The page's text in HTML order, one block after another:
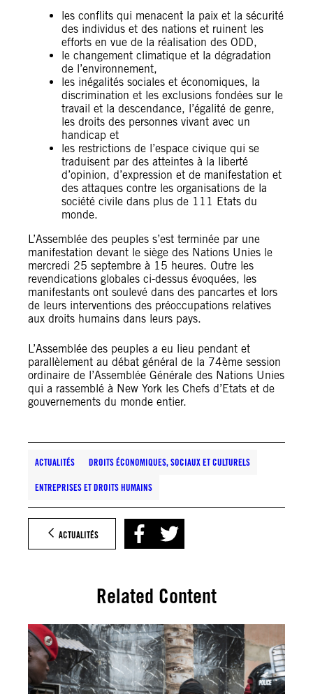
les conflits qui menacent la paix et la sécurité
des individus et des nations et ruinent les
efforts en vue de la réalisation des ODD,
le changement climatique et la dégradation
de l’environnement,
les inégalités sociales et économiques, la
discrimination et les exclusions fondées sur le
travail et la descendance, l’égalité de genre,
les droits des personnes vivant avec un
handicap et
les restrictions de l’espace civique qui se
traduisent par des atteintes à la liberté
d’opinion, d’expression et de manifestation et
des attaques contre les organisations de la
société civile dans plus de 111 Etats du
monde.
L’Assemblée des peuples s’est terminée par une
manifestation devant le siège des Nations Unies le
mercredi 25 septembre à 15 heures. Outre les
revendications globales ci-dessus évoquées, les
manifestants ont soulevé dans des pancartes et lors
de leurs interventions des préoccupations relatives
aux droits humains dans leurs pays.
L’Assemblée des peuples a eu lieu pendant et
parallèlement au débat général de la 74ème session
ordinaire de l’Assemblée Générale des Nations Unies
qui a rassemblé à New York les Chefs d’Etats et de
gouvernements du monde entier.
ACTUALITÉS DROITS ÉCONOMIQUES, SOCIAUX ET CULTURELS
ENTREPRISES ET DROITS HUMAINS
ACTUALITÉS
Related Content